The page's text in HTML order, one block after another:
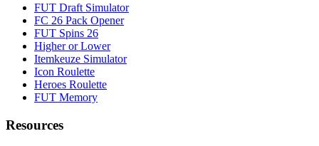
FUT Draft Simulator
FC 26 Pack Opener
FUT Spins 26
Higher or Lower
Itemkeuze Simulator
Icon Roulette
Heroes Roulette
FUT Memory
Resources